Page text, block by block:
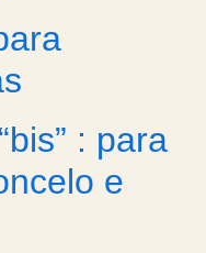
: para
e